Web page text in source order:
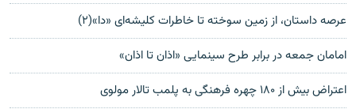
عرصه داستان، از زمین سوخته تا خاطرات کلیشه‌ای «دا»(۲)
امامان جمعه در برابر طرح سینمایی «اذان تا اذان»
اعتراض بیش از ۱۸۰ چهره فرهنگی به پلمب تالار مولوی